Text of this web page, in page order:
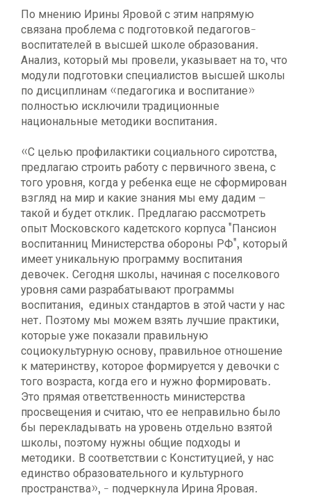
По мнению Ирины Яровой с этим напрямую
связана проблема с подготовкой педагогов-
воспитателей в высшей школе образования.
Анализ, который мы провели, указывает на то, что
модули подготовки специалистов высшей школы
по дисциплинам «педагогика и воспитание»
полностью исключили традиционные
национальные методики воспитания.
«С целью профилактики социального сиротства,
предлагаю строить работу с первичного звена, с
того уровня, когда у ребенка еще не сформирован
взгляд на мир и какие знания мы ему дадим –
такой и будет отклик. Предлагаю рассмотреть
опыт Московского кадетского корпуса "Пансион
воспитанниц Министерства обороны РФ", который
имеет уникальную программу воспитания
девочек. Сегодня школы, начиная с поселкового
уровня сами разрабатывают программы
воспитания, единых стандартов в этой части у нас
нет. Поэтому мы можем взять лучшие практики,
которые уже показали правильную
социокультурную основу, правильное отношение
к материнству, которое формируется у девочки с
того возраста, когда его и нужно формировать.
Это прямая ответственность министерства
просвещения и считаю, что ее неправильно было
бы перекладывать на уровень отдельно взятой
школы, поэтому нужны общие подходы и
методики. В соответствии с Конституцией, у нас
единство образовательного и культурного
пространства», - подчеркнула Ирина Яровая.